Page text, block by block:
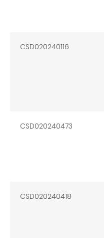
CSD020240116
CSD020240473
CSD020240418